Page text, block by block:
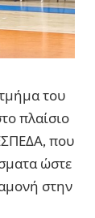
του
πλαίσιο
που
ώστε
στην